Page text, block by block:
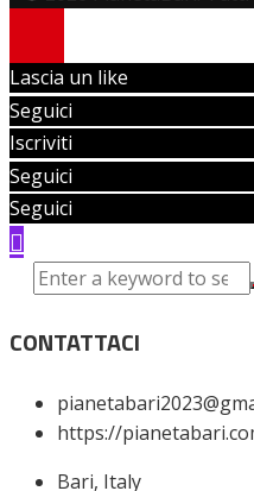
Lascia un like
Seguici
Iscriviti
Seguici
Seguici
CONTATTACI
https://
Bari, Italy